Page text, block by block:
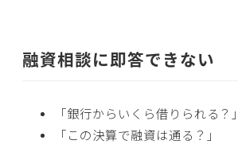
融資相談に即答できない
「銀行からいくら借りられる？」
「この決算で融資は通る？」